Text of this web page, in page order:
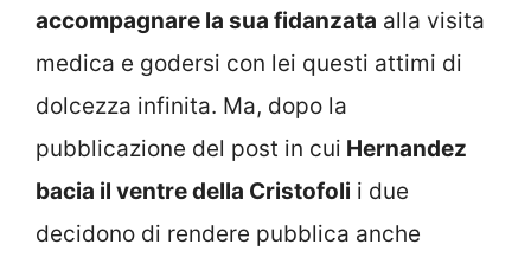
accompagnare la sua fidanzata alla visita
medica e godersi con lei questi attimi di
dolcezza infinita. Ma, dopo la
pubblicazione del post in cui Hernandez
bacia il ventre della Cristofoli i due
decidono di rendere pubblica anche